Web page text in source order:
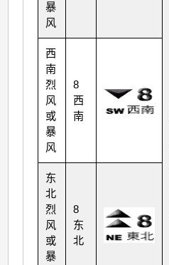
暴
风
西
南
烈
风
或
暴
风
8
西
南
东
北
烈
风
或
暴
8
东
北